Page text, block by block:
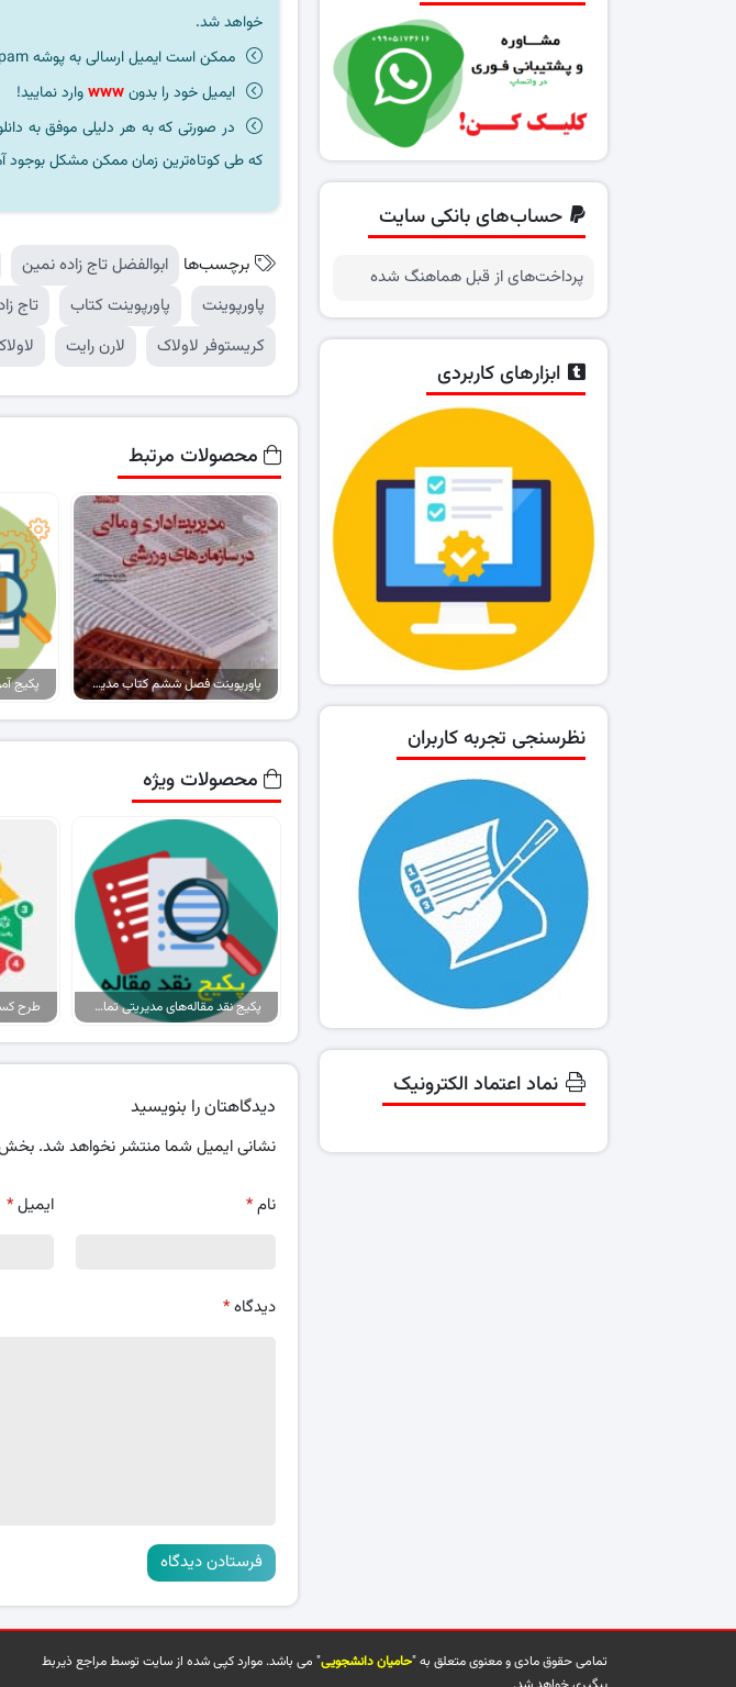
خواهد شد.
ممکن است ایمیل ارسالی به پوشه Spam یا Bulk ایمیل شما ارسال شده باشد.
ایمیل خود را بدونwww وارد نمایید!
در صورتی که به هر دلیلی موفق به
که طی کوتاه‌ترین زمان ممکن مشکل بوجود
برچسب‌ها ابوالفضل تاج زاده نمین
پاورپوینت
پاورپوینت کتاب تاج
کریستوفر لاولاک
لارن رایت
محصولات مرتبط
پاورپوینت فصل ششم کتاب مدیریت مالی و اداری در سازمان های ورزشی
محصولات ویژه
پکیج نقد مقاله‌های مدیریتی تمام گرایش‌ها
دیدگاهتان را بنویسید
نشانی ایمیل شما منتشر نخواهد شد.
نام* ایمیل*
دیدگاه*
حساب‌های بانکی سایت
پرداخت‌های از قبل هماهنگ شده
ابزارهای کاربردی
نظرسنجی تجربه کاربران
نماد اعتماد الکترونیک
تمامی حقوق مادی و معنوی متعلق به "حامیان دانشجویی" می باشد. موارد کپی شده از سایت توسط مراجع ذیربط